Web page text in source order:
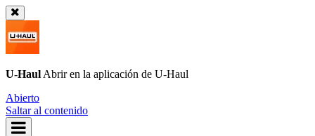
U-Haul Abrir en la aplicación de U-Haul
Abierto
Saltar al contenido